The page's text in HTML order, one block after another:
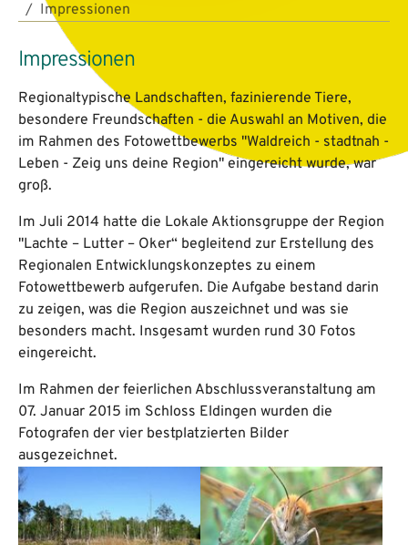
Impressionen
Impressionen
Regionaltypische Landschaften, fazinierende Tiere,
besondere Freundschaften - die Auswahl an Motiven, die
im Rahmen des Fotowettbewerbs "Waldreich - stadtnah -
Leben - Zeig uns deine Region" eingereicht wurde, war
groß.
Im Juli 2014 hatte die Lokale Aktionsgruppe der Region
"Lachte – Lutter – Oker“ begleitend zur Erstellung des
Regionalen Entwicklungskonzeptes zu einem
Fotowettbewerb aufgerufen. Die Aufgabe bestand darin
zu zeigen, was die Region auszeichnet und was sie
besonders macht. Insgesamt wurden rund 30 Fotos
eingereicht.
Im Rahmen der feierlichen Abschlussveranstaltung am
07. Januar 2015 im Schloss Eldingen wurden die
Fotografen der vier bestplatzierten Bilder
ausgezeichnet.